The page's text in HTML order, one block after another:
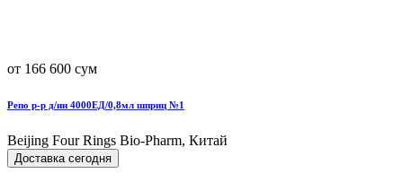
от 166 600 сум
Репо р-р д/ин 4000ЕД/0,8мл шприц №1
Beijing Four Rings Bio-Pharm, Китай
Доставка сегодня